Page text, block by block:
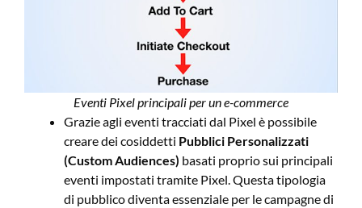
Eventi Pixel principali per un e-commerce
Grazie agli eventi tracciati dal Pixel è possibile
creare dei cosiddetti Pubblici Personalizzati
(Custom Audiences) basati proprio sui principali
eventi impostati tramite Pixel. Questa tipologia
di pubblico diventa essenziale per le campagne di